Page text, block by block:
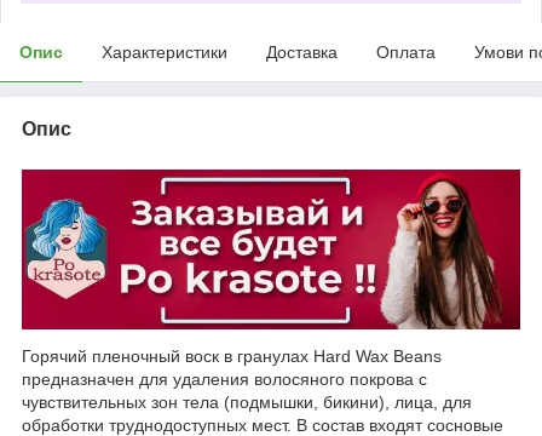
Опис Характеристики Доставка Оплата Умови
Опис
Горячий пленочный воск в гранулах Hard Wax Beans
предназначен для удаления волосяного покрова с
чувствительных зон тела (подмышки, бикини), лица, для
обработки труднодоступных мест. В состав входят сосновые